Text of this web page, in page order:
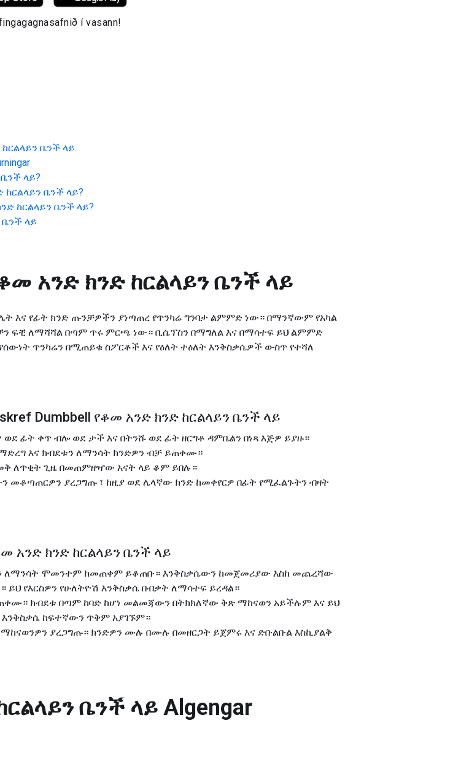
í vasann!
ከርልላይን ቤንች ላይ
ቤንች ላይ?
ከርልላይን ቤንች ላይ?
ከርልላይን ቤንች ላይ?
ቤንች ላይ
አንድ ክንድ ከርልላይን ቤንች ላይ
እና የፊት ክንድ ጡንቻዎችን ያነጣጠረ የጥንካሬ ግንባታ ልምምድ ነው። በማንኛውም የአካል
ፍቺ ለማሻሻል በጣም ጥሩ ምርጫ ነው። ቢሴፕስን በማግለል እና በማሳተፍ ይህ ልምምድ
ጥንካሬን በሚጠይቁ ስፖርቶች እና የዕለት ተዕለት እንቅስቃሴዎች ውስጥ የተሻለ
Dumbbell የቆመ አንድ ክንድ ከርልላይን ቤንች ላይ
ፊት ቀጥ ብሎ ወደ ታች እና በትንሹ ወደ ፊት ዘርግቶ ዳምቤልን በነጻ እጅዎ ይያዙ።
እና ክብደቱን ለማንሳት ክንድዎን ብቻ ይጠቀሙ።
ለጥቂት ጊዜ በመጠምዘዣው አናት ላይ ቆም ይበሉ።
ያረጋግጡ ፣ ከዚያ ወደ ሌላኛው ክንድ ከመቀየርዎ በፊት የሚፈልጉትን ብዛት
አንድ ክንድ ከርልላይን ቤንች ላይ
ለማንሳት ሞመንተም ከመጠቀም ይቆጠቡ። እንቅስቃሴውን ከመጀመሪያው እስከ መጨረሻው
የእርስዎን የሁለትዮሽ እንቅስቃሴ በብቃት ለማሳተፍ ይረዳል።
ክብደቱ በጣም ከባድ ከሆነ መልመጃውን በትክክለኛው ቅጽ ማከናወን አይችሉም እና ይህ
እንቅስቃሴ ከፍተኛውን ጥቅም አያገኙም።
ያረጋግጡ። ክንድዎን ሙሉ በሙሉ በመዘርጋት ይጀምሩ እና ድቡልቡል እስኪያልቅ
ቤንች ላይ Algengar